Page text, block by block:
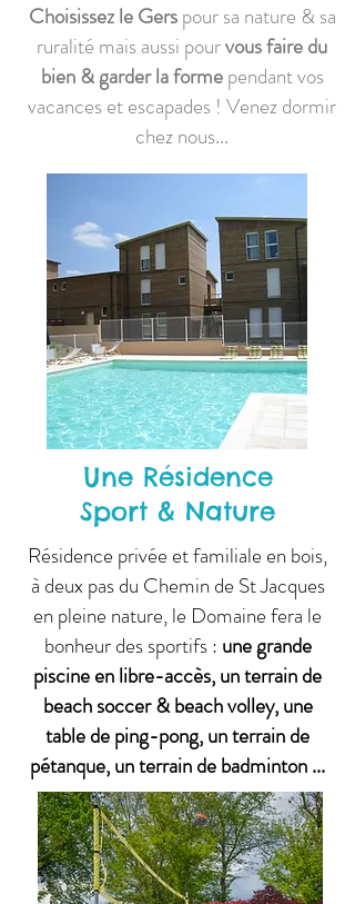
Choisissez le Gerspour sa nature & sa
ruralité mais aussi pourvous faire du
bien & garder la formependant vos
vacances et escapades ! Venez dormir
chez nous...
Une Résidence
Sport & Nature
Résidence privée et familiale en bois,
à deux pas du Chemin de St Jacques
en pleine nature, le Domaine fera le
bonheur des sportifs : une grande
piscine en libre-accès, un terrain de
beach soccer & beach volley, une
table de ping-pong, un terrain de
pétanque, un terrain de badminton ...